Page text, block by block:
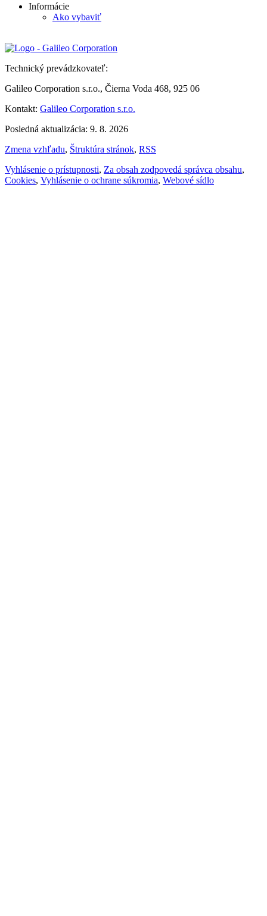
Informácie
Ako vybaviť
Technický prevádzkovateľ:
Galileo Corporation s.r.o., Čierna Voda 468, 925 06
Kontakt: Galileo Corporation s.r.o.
Posledná aktualizácia: 9. 8. 2026
Zmena vzhľadu, Štruktúra stránok, RSS
Vyhlásenie o prístupnosti, Za obsah zodpovedá správca obsahu,
Cookies, Vyhlásenie o ochrane súkromia, Webové sídlo